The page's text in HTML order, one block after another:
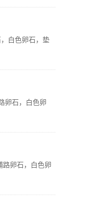
白色卵石，垫
卵石，白色卵
卵石，白色卵